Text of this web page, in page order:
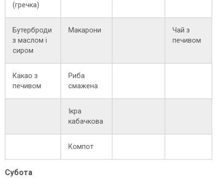
(гречка)
Бутерброди
з маслом і
сиром
Макарони
Чай з
печивом
Какао з
печивом
Риба
смажена
Ікра
кабачкова
Компот
Субота